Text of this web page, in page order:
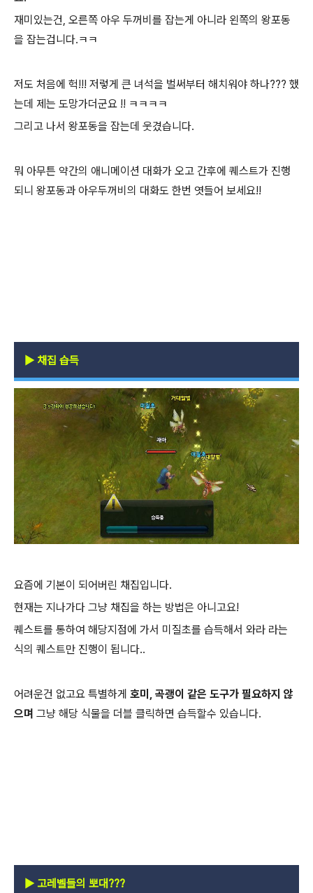
재미있는건, 오른쪽 아우 두꺼비를 잡는게 아니라 왼쪽의 왕포동
을 잡는겁니다.ㅋㅋ
저도 처음에 헉!!! 저렇게 큰 녀석을 벌써부터 해치워야 하나??? 했
는데 제는 도망가더군요 !! ㅋㅋㅋㅋ
그리고 나서 왕포동을 잡는데 웃겼습니다.
뭐 아무튼 약간의 애니메이션 대화가 오고 간후에 퀘스트가 진행
되니 왕포동과 아우두꺼비의 대화도 한번 엿들어 보세요!!
▶ 채집 습득
요즘에 기본이 되어버린 채집입니다.
현재는 지나가다 그냥 채집을 하는 방법은 아니고요!
퀘스트를 통하여 해당지점에 가서 미질초를 습득해서 와라 라는
식의 퀘스트만 진행이 됩니다..
어려운건 없고요 특별하게 호미, 곡괭이 같은 도구가 필요하지 않
으며 그냥 해당 식물을 더블 클릭하면 습득할수 있습니다.
▶ 고레벨들의 뽀대???